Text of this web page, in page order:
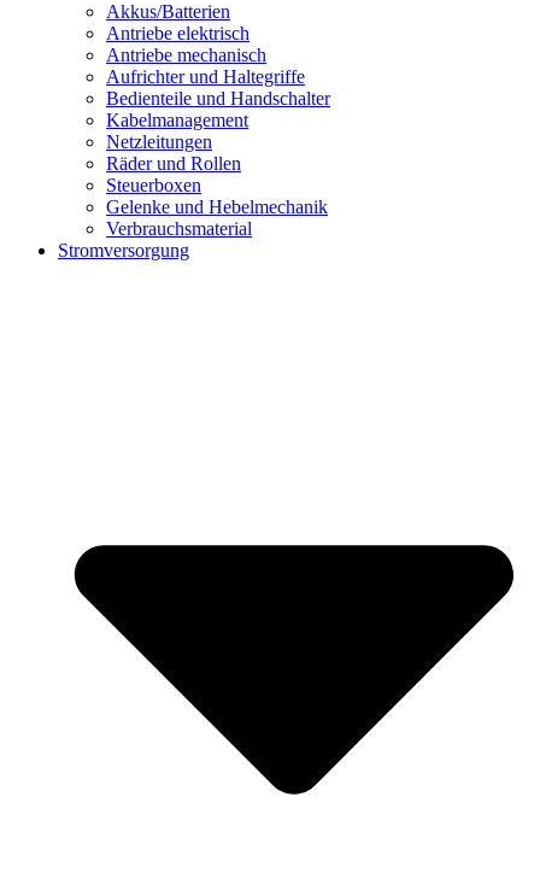
Akkus/Batterien
Antriebe elektrisch
Antriebe mechanisch
Aufrichter und Haltegriffe
Bedienteile und Handschalter
Kabelmanagement
Netzleitungen
Räder und Rollen
Steuerboxen
Gelenke und Hebelmechanik
Verbrauchsmaterial
Stromversorgung